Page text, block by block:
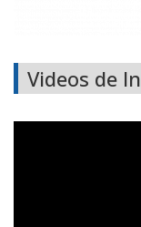
Videos de